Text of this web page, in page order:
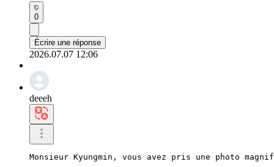
0
Écrire une réponse
2026.07.07 12:06
deeeh
Monsieur Kyungmin, vous avez pris une photo